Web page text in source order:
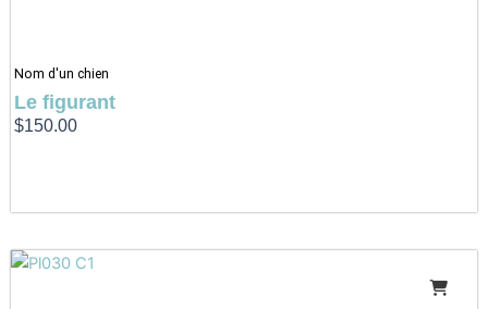
Nom d'un chien
Le figurant
$150.00